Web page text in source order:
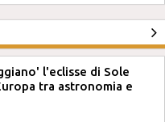
l'eclisse di Sole
tra astronomia e